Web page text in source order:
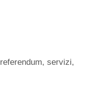
referendum,servizi,